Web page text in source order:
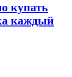
купать
каждый